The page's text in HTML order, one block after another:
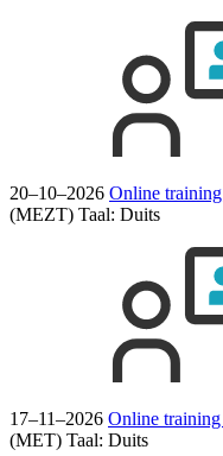
20–10–2026 Online training
(MEZT) Taal: Duits
17–11–2026 Online training
(MET) Taal: Duits